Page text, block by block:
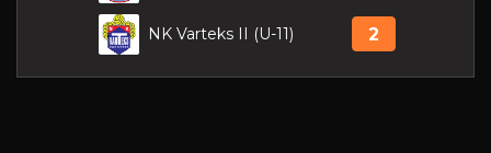
NK Varteks II (U-11) 2